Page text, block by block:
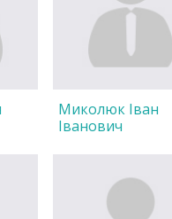
Миколюк Іван
Іванович